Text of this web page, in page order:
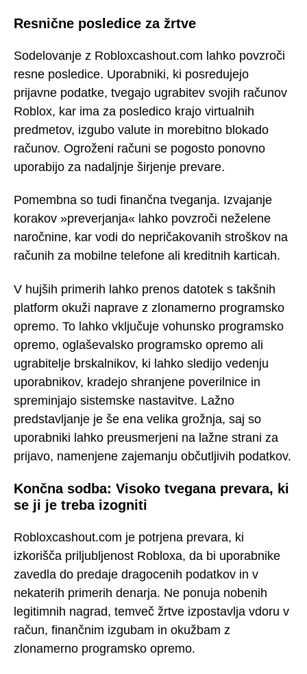
Resnične posledice za žrtve
Sodelovanje z Robloxcashout.com lahko povzroči
resne posledice. Uporabniki, ki posredujejo
prijavne podatke, tvegajo ugrabitev svojih računov
Roblox, kar ima za posledico krajo virtualnih
predmetov, izgubo valute in morebitno blokado
računov. Ogroženi računi se pogosto ponovno
uporabijo za nadaljnje širjenje prevare.
Pomembna so tudi finančna tveganja. Izvajanje
korakov »preverjanja« lahko povzroči neželene
naročnine, kar vodi do nepričakovanih stroškov na
računih za mobilne telefone ali kreditnih karticah.
V hujših primerih lahko prenos datotek s takšnih
platform okuži naprave z zlonamerno programsko
opremo. To lahko vključuje vohunsko programsko
opremo, oglaševalsko programsko opremo ali
ugrabitelje brskalnikov, ki lahko sledijo vedenju
uporabnikov, kradejo shranjene poverilnice in
spreminjajo sistemske nastavitve. Lažno
predstavljanje je še ena velika grožnja, saj so
uporabniki lahko preusmerjeni na lažne strani za
prijavo, namenjene zajemanju občutljivih podatkov.
Končna sodba: Visoko tvegana prevara, ki
se ji je treba izogniti
Robloxcashout.com je potrjena prevara, ki
izkorišča priljubljenost Robloxa, da bi uporabnike
zavedla do predaje dragocenih podatkov in v
nekaterih primerih denarja. Ne ponuja nobenih
legitimnih nagrad, temveč žrtve izpostavlja vdoru v
račun, finančnim izgubam in okužbam z
zlonamerno programsko opremo.